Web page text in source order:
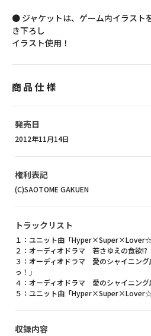
● ジャケットは、ゲーム内イラスト
き下ろし
イラスト使用！
商品仕様
発売日
2012年11月14日
権利表記
(C)SAOTOME GAKUEN
トラックリスト
１：ユニット曲「Hyper×Super×Lover☆
２：オーディオドラマ 若さゆえの食欲!?
３：オーディオドラマ 愛のシャイニン
っ！」
４：オーディオドラマ 愛のシャイニング
５：ユニット曲「
収録内容